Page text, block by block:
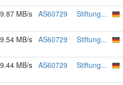
MB/s AS60729 Stiftung...
MB/s AS60729 Stiftung...
MB/s AS60729 Stiftung...